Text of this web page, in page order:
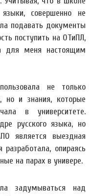
совершенно не
подавать документы
поступить на ОТиПЛ,
для меня настоящим
не только
но и знания, которые
в университете.
русского языка, но
является выездная
опираясь
на парах в универе.
задумываться над